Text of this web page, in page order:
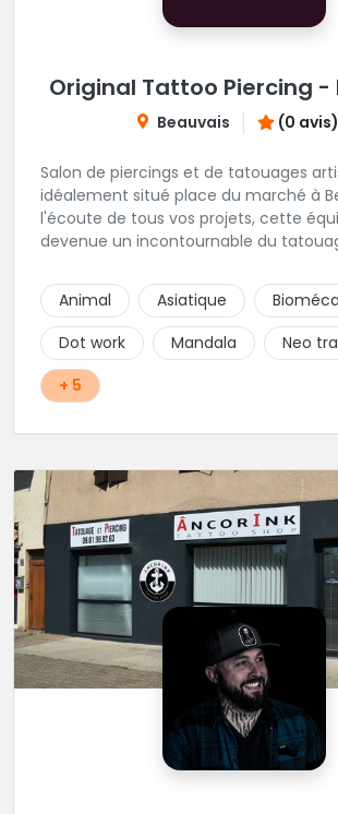
Original Tattoo Piercing -
Beauvais (0 avis)
Salon de piercings et de tatouages
idéalement situé place du marché à
l'écoute de tous vos projets, cette
devenue un incontournable du
Animal Asiatique
Dot work
Mandala
Neo
+ 5